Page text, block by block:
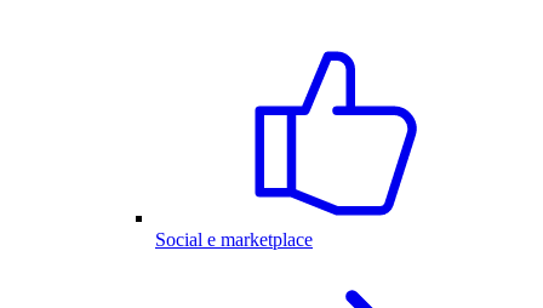
Social e marketplace